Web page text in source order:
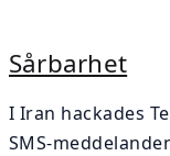
Sårbarhet
I Iran hackades
SMS-